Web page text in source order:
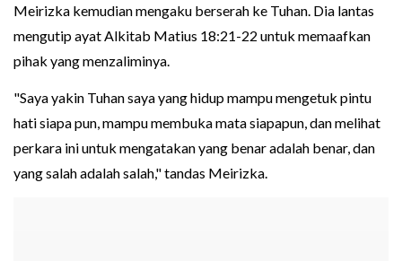
Meirizka kemudian mengaku berserah ke Tuhan. Dia lantas
mengutip ayat Alkitab Matius 18:21-22 untuk memaafkan
pihak yang menzaliminya.
"Saya yakin Tuhan saya yang hidup mampu mengetuk pintu
hati siapa pun, mampu membuka mata siapapun, dan melihat
perkara ini untuk mengatakan yang benar adalah benar, dan
yang salah adalah salah," tandas Meirizka.